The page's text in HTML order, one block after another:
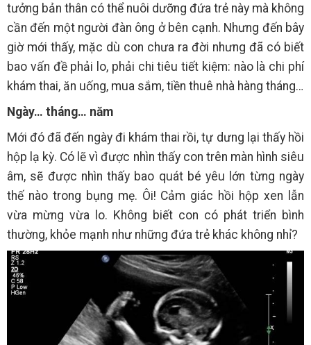
tưởng bản thân có thể nuôi dưỡng đứa trẻ này mà không
cần đến một người đàn ông ở bên cạnh. Nhưng đến bây
giờ mới thấy, mặc dù con chưa ra đời nhưng đã có biết
bao vấn đề phải lo, phải chi tiêu tiết kiệm: nào là chi phí
khám thai, ăn uống, mua sắm, tiền thuê nhà hàng tháng…
Ngày… tháng… năm
Mới đó đã đến ngày đi khám thai rồi, tự dưng lại thấy hồi
hộp lạ kỳ. Có lẽ vì được nhìn thấy con trên màn hình siêu
âm, sẽ được nhìn thấy bao quát bé yêu lớn từng ngày
thế nào trong bụng mẹ. Ôi! Cảm giác hồi hộp xen lẫn
vừa mừng vừa lo. Không biết con có phát triển bình
thường, khỏe mạnh như những đứa trẻ khác không nhỉ?